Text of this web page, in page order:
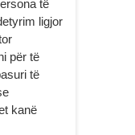
të
ligjor
për të
të
kanë